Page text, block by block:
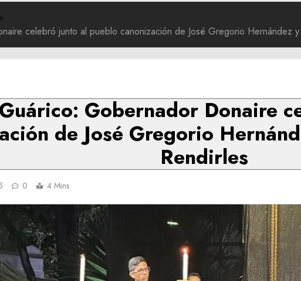
celebró junto al pueblo canonización de José Gregorio Hernández
Gobernador Donaire
de José Gregorio
Rendirles
0 4 Mins